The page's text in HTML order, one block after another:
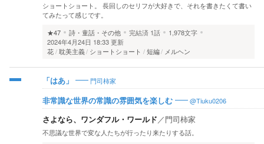
ショートショート。 長回しのセリフが大好きで、それを書きたくて書い
てみたって感じです。
★47
詩・童話・その他 完結済 1話
1,978文字
2024年4月24日 18:33 更新
花 耽美主義 ショートショート 短編 メルヘン
「はあ」 門司柿家
非常識な世界の常識の雰囲気を楽しむ @Tiuku0206
さよなら、ワンダフル・ワールド ／門司柿家
不思議な世界で変な人たちが行ったり来たりする話。